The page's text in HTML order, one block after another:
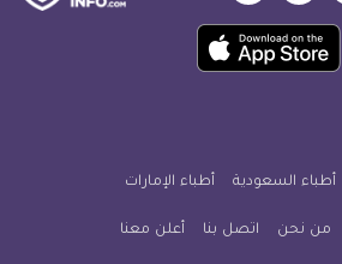
ميديكال
انفو
ميديكال
انفو
ميديكال
انفو
حمل
تطبيق
معلومة
للآيفون
أطباء السعودية أطباء الإمارات
من نحن اتصل بنا أعلن معنا